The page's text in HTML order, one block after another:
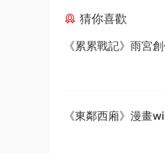
猜你喜歡
《累累戰記》雨宮
《東鄰西廂》漫畫